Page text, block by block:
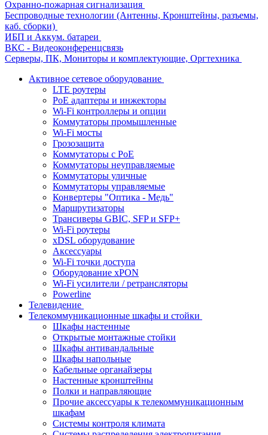
Охранно-пожарная сигнализация
Беспроводные технологии (Антенны, Кронштейны, разъемы,
каб. сборки)
ИБП и Аккум. батареи
ВКС - Видеоконференцсвязь
Серверы, ПК, Мониторы и комплектующие, Оргтехника
Активное сетевое оборудование
LTE роутеры
PoE адаптеры и инжекторы
Wi-Fi контроллеры и опции
Коммутаторы промышленные
Wi-Fi мосты
Грозозащита
Коммутаторы c PoE
Коммутаторы неуправляемые
Коммутаторы уличные
Коммутаторы управляемые
Конвертеры "Оптика - Медь"
Маршрутизаторы
Трансиверы GBIC, SFP и SFP+
Wi-Fi роутеры
xDSL оборудование
Аксессуары
Wi-Fi точки доступа
Оборудование хPON
Wi-Fi усилители / ретрансляторы
Powerline
Телевидение
Телекоммуникационные шкафы и стойки
Шкафы настенные
Открытые монтажные стойки
Шкафы антивандальные
Шкафы напольные
Кабельные органайзеры
Настенные кронштейны
Полки и направляющие
Прочие аксессуары к телекоммуникационным
шкафам
Системы контроля климата